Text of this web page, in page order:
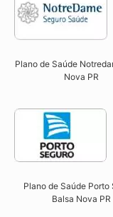
Plano de Saúde
Nova PR​
Plano de Saúde Porto
Balsa Nova PR​